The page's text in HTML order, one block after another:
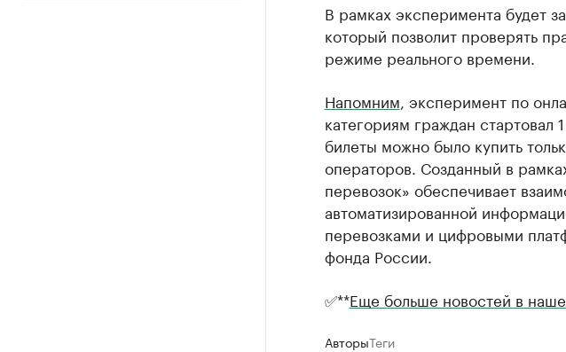
В рамках эксперимента будет
который позволит проверять
режиме реального времени.
Напомним , эксперимент по
категориям граждан
билеты можно было купить
операторов. Созданный в
перевозок» обеспечивает
автоматизированной
перевозками и цифровыми
фонда России.
✅**Еще больше новостей в
АвторыТеги